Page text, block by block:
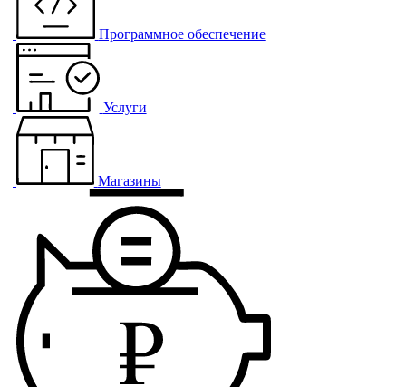
Программное обеспечение
Услуги
Магазины